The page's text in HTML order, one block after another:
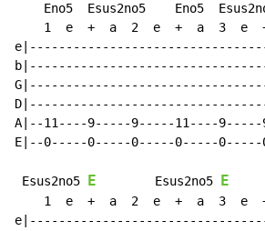
Eno5  Esus2no5    Eno5
1  e  +  a  2  e  +  a  3  e
A|--11----9-----9-----11----9-----
E|--0-----0-----0-----0-----
Esus2no5 E
        Esus2no5
E
1  e  +  a  2  e  +  a  3  e